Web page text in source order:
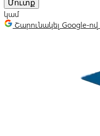
Մուտք
կամ
Շարունակել Google-ով